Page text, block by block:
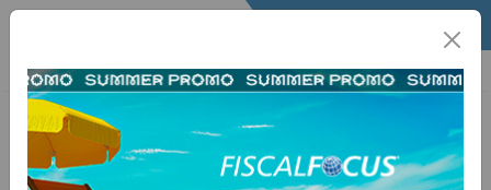
Home Lavoro Info Lavoro Lavoro & Previdenza
12 maggio 2026
Categorie: Previdenza e lavoro > Varie